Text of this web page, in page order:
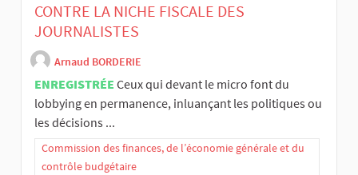
CONTRE LA NICHE FISCALE DES
JOURNALISTES
Arnaud BORDERIE
ENREGISTRÉE Ceux qui devant le micro font du
lobbying en permanence, inluançant les politiques ou
les décisions ...
Commission des finances, de l’économie générale et du
contrôle budgétaire